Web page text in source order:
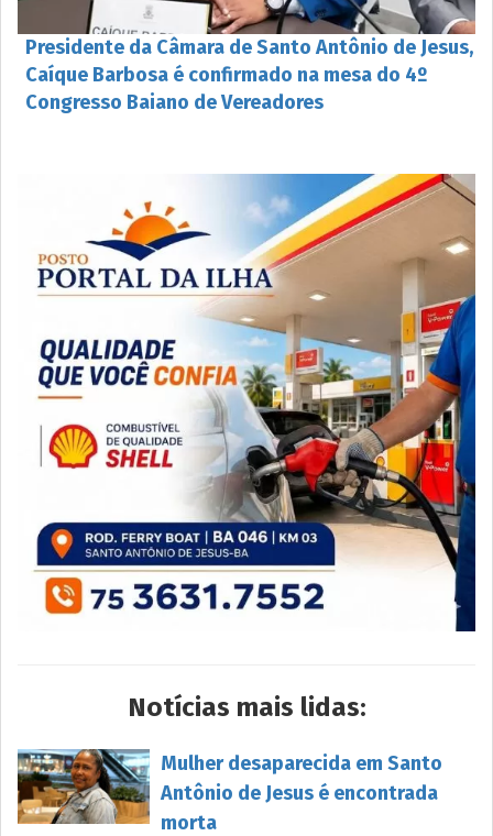
Presidente da Câmara de Santo Antônio de Jesus,
Caíque Barbosa é confirmado na mesa do 4º
Congresso Baiano de Vereadores
Notícias mais lidas:
Mulher desaparecida em Santo
Antônio de Jesus é encontrada
morta